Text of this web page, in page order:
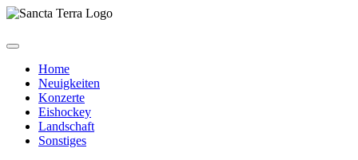
Home
Neuigkeiten
Konzerte
Eishockey
Landschaft
Sonstiges